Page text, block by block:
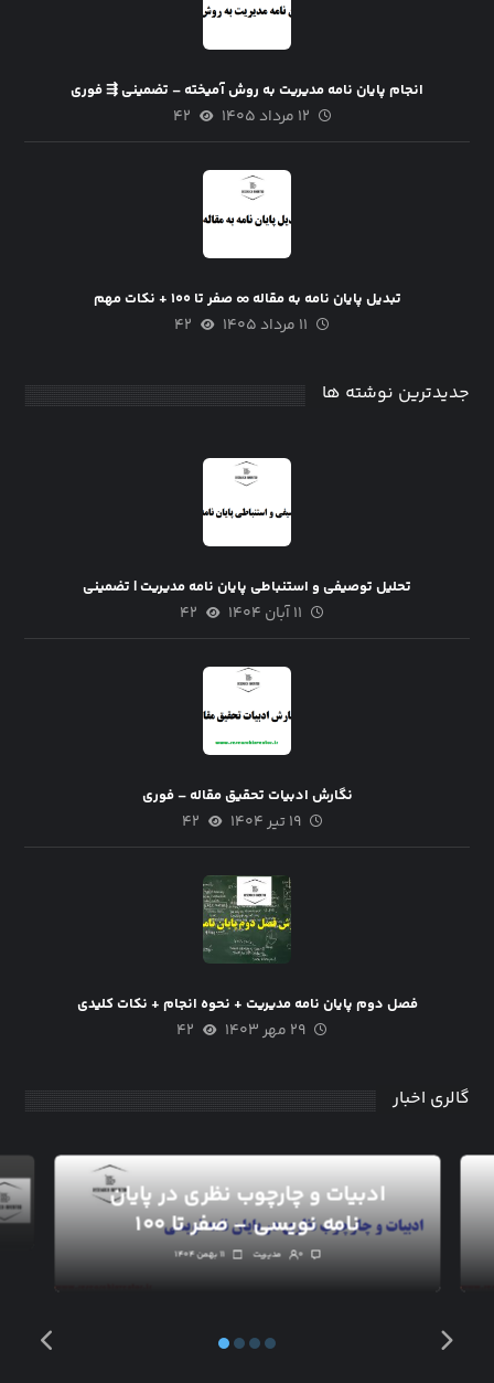
انجام پایان نامه مدیریت به روش آمیخته – تضمینی ⇶ فوری
۱۲ مرداد ۱۴۰۵ ۴۲
تبدیل پایان نامه به مقاله ∞ صفر تا ۱۰۰ + نکات مهم
۱۱ مرداد ۱۴۰۵ ۴۲
جدیدترین نوشته ها
تحلیل توصیفی و استنباطی پایان نامه مدیریت | تضمینی
۱۱ آبان ۱۴۰۴ ۴۲
نگارش ادبیات تحقیق مقاله – فوری
۱۹ تیر ۱۴۰۴ ۴۲
فصل دوم پایان نامه مدیریت + نحوه انجام + نکات کلیدی
۲۹ مهر ۱۴۰۳ ۴۲
گالری اخبار
ادبیات و چارچوب نظری در پایان
نامه نویسی – صفر تا ۱۰۰
۱۱ بهمن ۱۴۰۴ مدیریت ۰